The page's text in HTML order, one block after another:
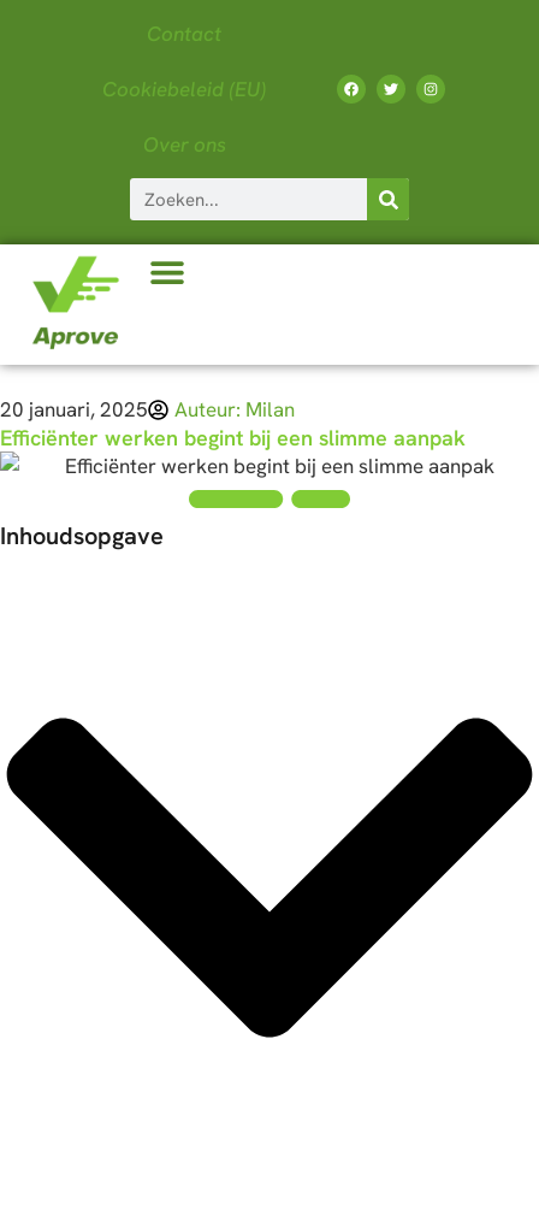
Contact
Cookiebeleid (EU)
Over ons
20 januari, 2025 Auteur: Milan
Efficiënter werken begint bij een slimme aanpak
Inhoudsopgave